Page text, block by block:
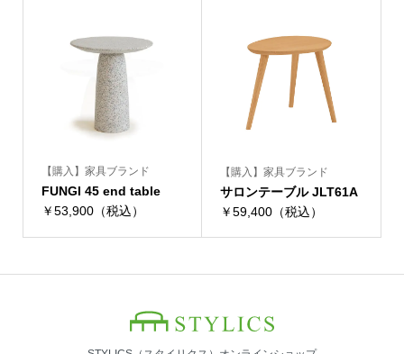
【購入】家具ブランド
FUNGI 45 end table
￥53,900（税込）
【購入】家具ブランド
サロンテーブル JLT61A
￥59,400（税込）